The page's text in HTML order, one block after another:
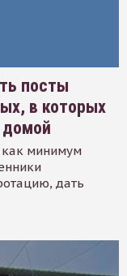
посты
в которых
домой
как минимум
дать